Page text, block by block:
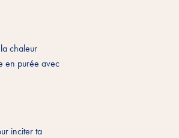
chaleur
en purée avec
inciter ta